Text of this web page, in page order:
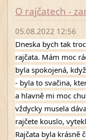
O rajčatech -
05.08.2022 12:56
Dneska bych tak
rajčata. Mám moc
byla spokojená,
- byla to svačina,
a hlavně mi moc
vždycky musela
rajčete kouslo,
Rajčata byla krásně